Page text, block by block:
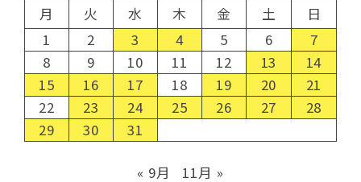
月
火 水 木 金 土
日
1
2 3 4 5 6
7
8
9 10 11 12 13
14
15
16 17 18 19 20
21
22
23 24 25 26 27
28
29
30 31
« 9月 11月 »